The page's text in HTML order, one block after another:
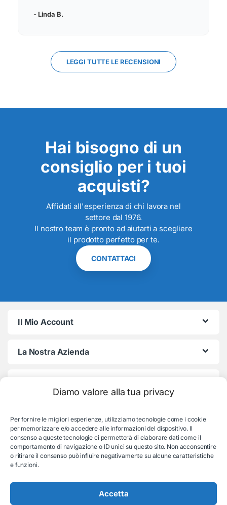
Diamo valore alla tua privacy
Per fornire le migliori esperienze, utilizziamo tecnologie come i cookie
per memorizzare e/o accedere alle informazioni del dispositivo. Il
consenso a queste tecnologie ci permetterà di elaborare dati come il
comportamento di navigazione o ID unici su questo sito. Non acconsentire
o ritirare il consenso può influire negativamente su alcune caratteristiche
e funzioni.
Accetta
- Linda B.
LEGGI TUTTE LE RECENSIONI
Hai bisogno di un
consiglio per i tuoi
acquisti?
Affidati all'esperienza di chi lavora nel
settore dal 1976.
Il nostro team è pronto ad aiutarti a scegliere
il prodotto perfetto per te.
CONTATTACI
Il Mio Account
La Nostra Azienda
035-19831192